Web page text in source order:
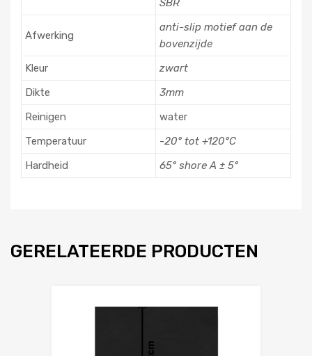
SBR
Afwerking
anti-slip motief aan de
bovenzijde
Kleur
zwart
Dikte
3mm
Reinigen
water
Temperatuur
-20° tot +120°C
Hardheid
65° shore A ± 5°
GERELATEERDE PRODUCTEN